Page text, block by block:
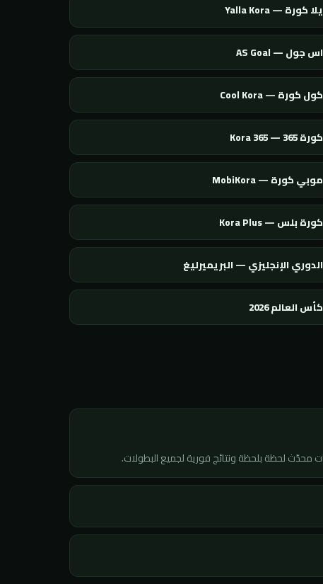
يلا كورة — Yalla Kora
اس جول — AS Goal
كول كورة — Cool Kora
كورة 365 — Kora 365
موبي كورة — MobiKora
كورة بلس — Kora Plus
الدوري الإنجليزي — البريميرليغ
كأس العالم 2026